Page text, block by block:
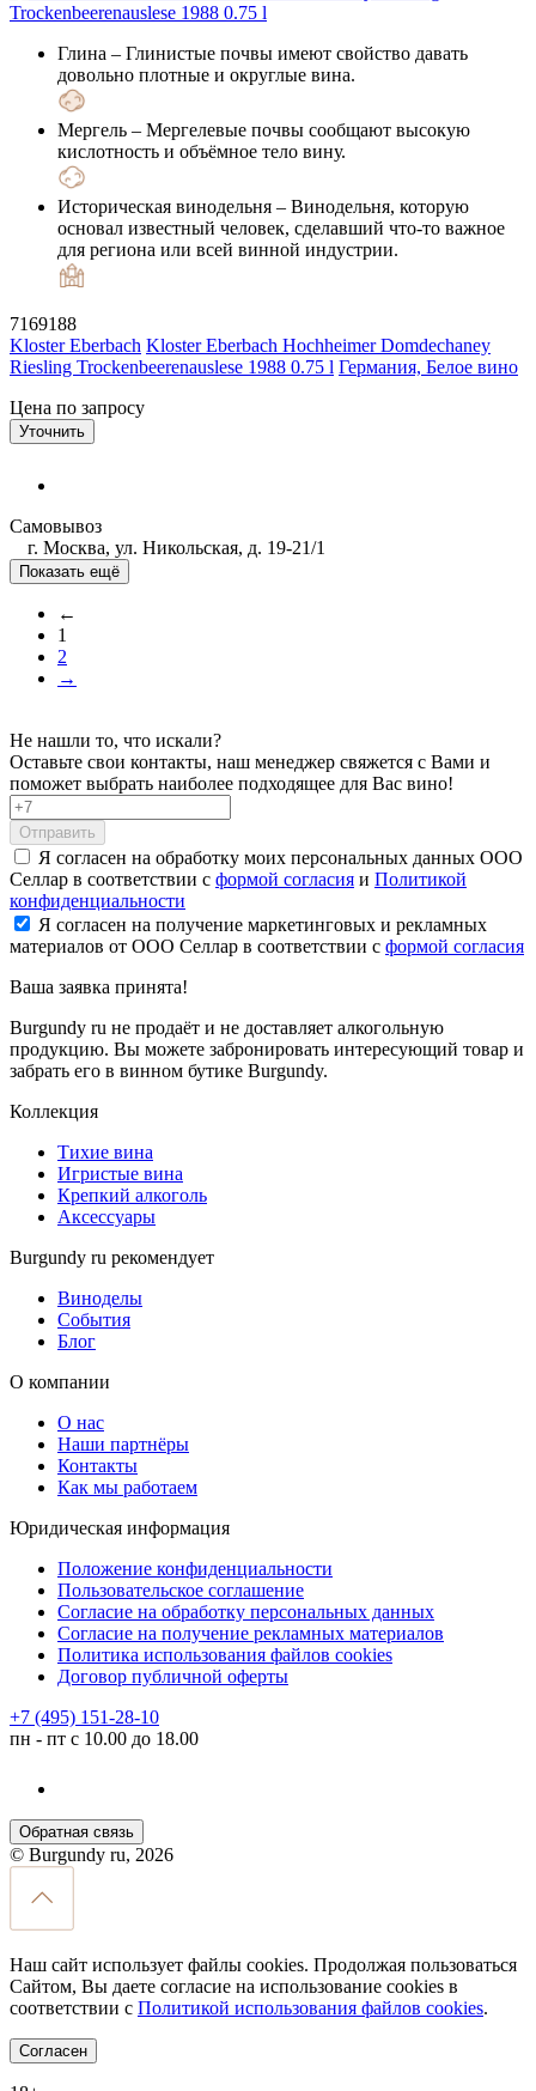
Глина – Глинистые почвы имеют свойство давать
довольно плотные и округлые вина.
Мергель – Мергелевые почвы сообщают высокую
кислотность и объёмное тело вину.
Историческая винодельня – Винодельня, которую
основал известный человек, сделавший что-то важное
для региона или всей винной индустрии.
7169188
Kloster Eberbach Kloster Eberbach Hochheimer Domdechaney
Riesling Trockenbeerenauslese 1988 0.75 l Германия, Белое вино
Цена по запросу
Уточнить
Самовывоз
г. Москва, ул. Никольская, д. 19-21/1
Показать ещё
←
1
2
→
Не нашли то, что искали?
Оставьте свои контакты, наш менеджер свяжется с Вами и
поможет выбрать наиболее подходящее для Вас вино!
Отправить
Я согласен на обработку моих персональных данных ООО
Селлар в соответствии с формой согласия и Политикой
конфиденциальности
Я согласен на получение маркетинговых и рекламных
материалов от ООО Селлар в соответствии с формой согласия
Ваша заявка принята!
Burgundy ru не продаёт и не доставляет алкогольную
продукцию. Вы можете забронировать интересующий товар и
забрать его в винном бутике Burgundy.
Коллекция
Тихие вина
Игристые вина
Крепкий алкоголь
Аксессуары
Burgundy ru рекомендует
Виноделы
События
Блог
О компании
О нас
Наши партнёры
Контакты
Как мы работаем
Юридическая информация
Положение конфиденциальности
Пользовательское соглашение
Согласие на обработку персональных данных
Согласие на получение рекламных материалов
Политика использования файлов cookies
Договор публичной оферты
+7 (495) 151-28-10
пн - пт с 10.00 до 18.00
Обратная связь
© Burgundy ru, 2026
Наш сайт использует файлы cookies. Продолжая пользоваться
Сайтом, Вы даете согласие на использование cookies в
соответствии с Политикой использования файлов cookies.
Согласен